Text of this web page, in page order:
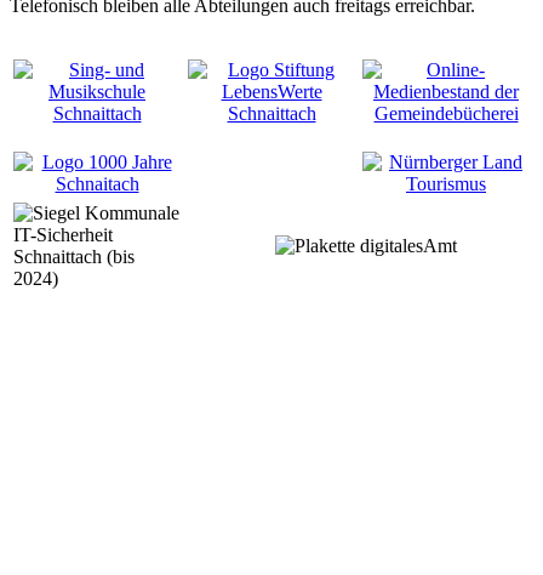
Telefonisch bleiben alle Abteilungen auch freitags erreichbar.